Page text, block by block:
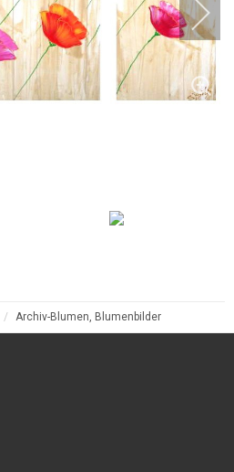
Archiv-Blumen, Blumenbilder